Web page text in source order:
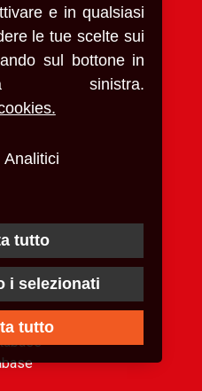
e in qualsiasi
le tue scelte sui
sul bottone in
sinistra.
Analitici
tutto
i selezionati
tutto